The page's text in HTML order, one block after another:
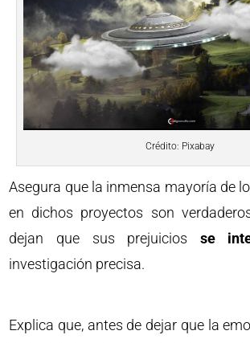
Crédito: Pixabay
Asegura que la inmensa mayoría de
en dichos proyectos son
dejan que sus prejuicios se
investigación precisa.
Explica que, antes de dejar que la